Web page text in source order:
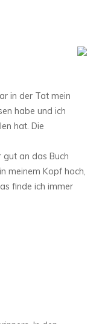
in der Tat mein
habe und ich
hat. Die
gut an das Buch
meinem Kopf hoch,
finde ich immer